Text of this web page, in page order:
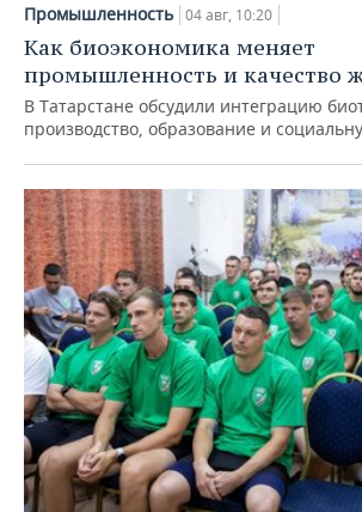
Промышленность 04 авг, 10:20
Как биоэкономика меняет
промышленность и качество
В Татарстане обсудили интеграцию
производство, образование и